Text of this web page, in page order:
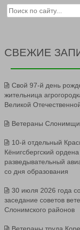
Search for:
СВЕЖИЕ
Свой 97-й день
жительница
Великой
Ветераны
10-й отдельный
Кёнигсбергский
разведывательный
со дня образования
30 июля 2026 года
заседание советов
Слонимского районов